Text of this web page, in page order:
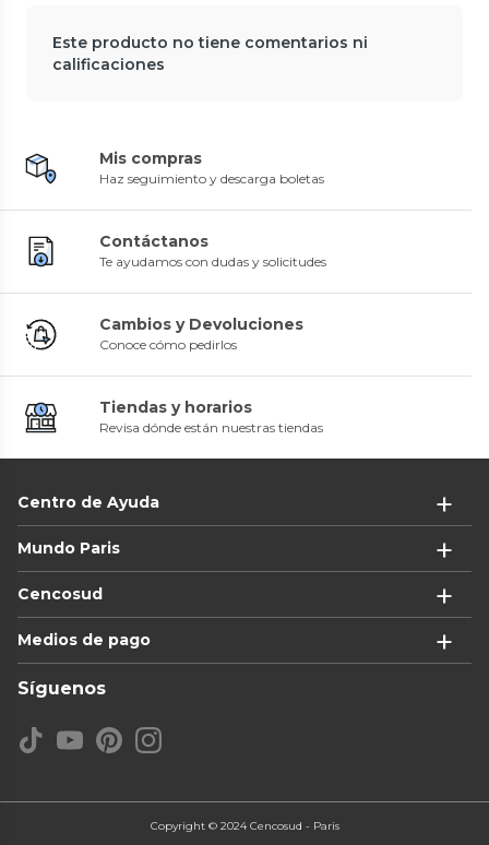
Este producto no tiene comentarios ni
calificaciones
Mis compras
Haz seguimiento y descarga boletas
Contáctanos
Te ayudamos con dudas y solicitudes
Cambios y Devoluciones
Conoce cómo pedirlos
Tiendas y horarios
Revisa dónde están nuestras tiendas
Centro de Ayuda
Mundo Paris
Cencosud
Medios de pago
Síguenos
Copyright © 2024 Cencosud - Paris